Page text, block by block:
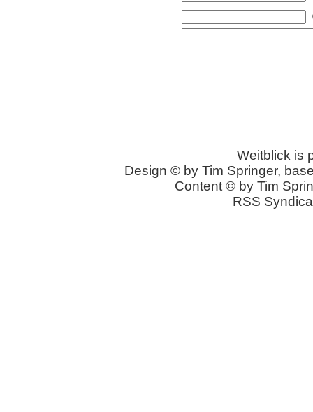
Weitblick is
Design © by Tim Springer,
Content © by Tim
RSS